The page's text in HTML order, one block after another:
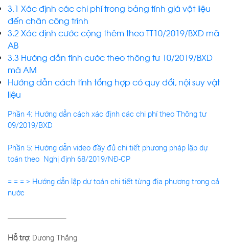
3.1 Xác định các chi phí trong bảng tính giá vật liệu
đến chân công trình
3.2 Xác định cước cộng thêm theo TT10/2019/BXD mã
AB
3.3 Hướng dẫn tính cước theo thông tư 10/2019/BXD
mã AM
Hướng dẫn cách tính tổng hợp có quy đổi, nội suy vật
liệu
Phần 4: Hướng dẫn cách xác định các chi phí theo Thông tư
09/2019/BXD
Phần 5: Hướng dẫn video đầy đủ chi tiết phương pháp lập dự
toán theo Nghị định 68/2019/NĐ-CP
= = = > Hướng dẫn lập dự toán chi tiết từng địa phương trong cả
nước
Hỗ trợ: Dương Thắng